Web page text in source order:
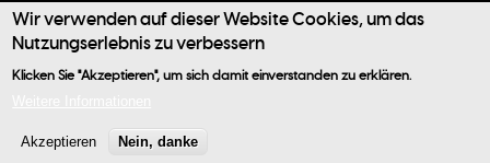
Benutzermenü
Wir verwenden auf dieser Website Cookies, um das
Nutzungserlebnis zu verbessern
Klicken Sie "Akzeptieren", um sich damit einverstanden zu erklären.
Akzeptieren Nein, danke